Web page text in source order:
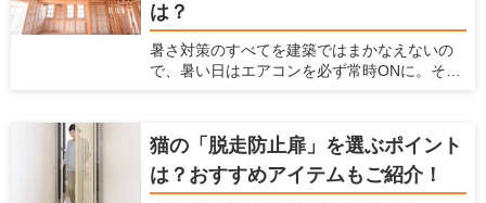
は？
暑さ対策のすべてを建築ではまかなえないの
で、暑い日はエアコンを必ず常時ONに。そこ
隙間をつくらない」「空気の流れをつくる」
の2点。電気代の節約にも。
猫の「脱走防止扉」を選ぶポイント
は？おすすめアイテムもご紹介！